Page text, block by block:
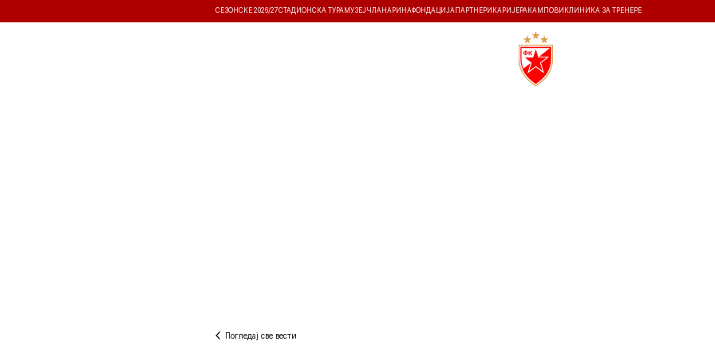
СЕЗОНСКЕ 2026/27СТАДИОНСКА ТУРА МУЗЕЈ ЧЛАНАРИНАФОНДАЦИЈА ПАРТНЕРИ КАРИЈЕРА КАМПОВИ КЛИНИКА ЗА ТРЕНЕРЕ
Погледај све вести